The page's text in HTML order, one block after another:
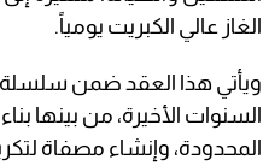
الغاز عالي الكبريت يومياً.
ويأتي هذا العقد ضمن سلسلة
السنوات الأخيرة، من بينها
المحدودة، وإنشاء مصفاة